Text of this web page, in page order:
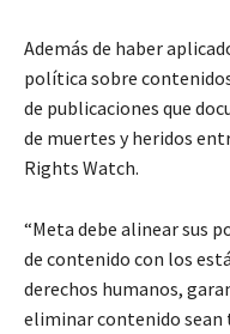
Además de haber
política sobre
de publicaciones que
de muertes y heridos
Rights Watch.
“Meta debe alinear sus
de contenido con los
derechos humanos,
eliminar contenido sean